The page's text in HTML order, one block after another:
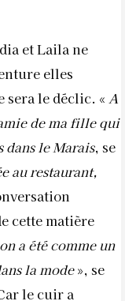
et Laila ne
elles
le déclic. « A
de ma fille qui
dans le Marais, se
au restaurant,
cette matière
a été comme un
la mode», se
le cuir a